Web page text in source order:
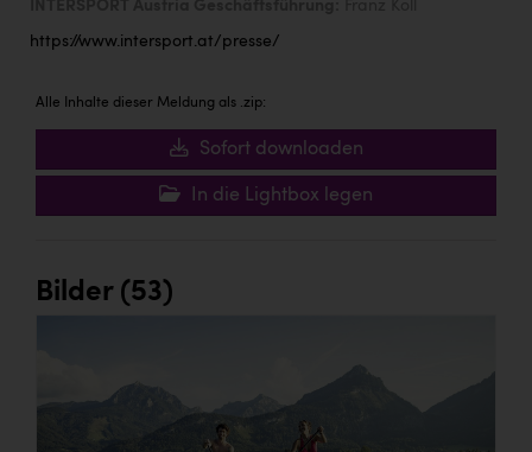
https://www.intersport.at/presse/
Alle Inhalte dieser Meldung als .zip:
Sofort downloaden
In die Lightbox legen
Bilder (53)